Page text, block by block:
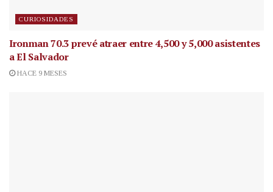
CURIOSIDADES
Ironman 70.3 prevé atraer entre 4,500 y 5,000 asistentes
a El Salvador
HACE 9 MESES